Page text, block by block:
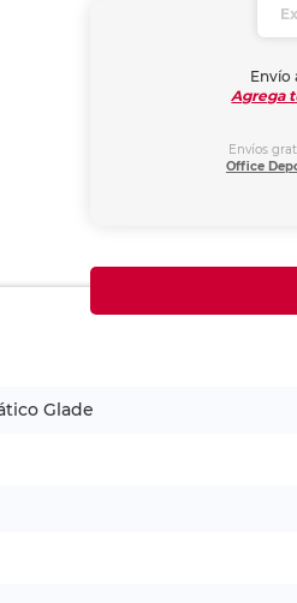
Envío
Agrega
Envíos
Office
Glade